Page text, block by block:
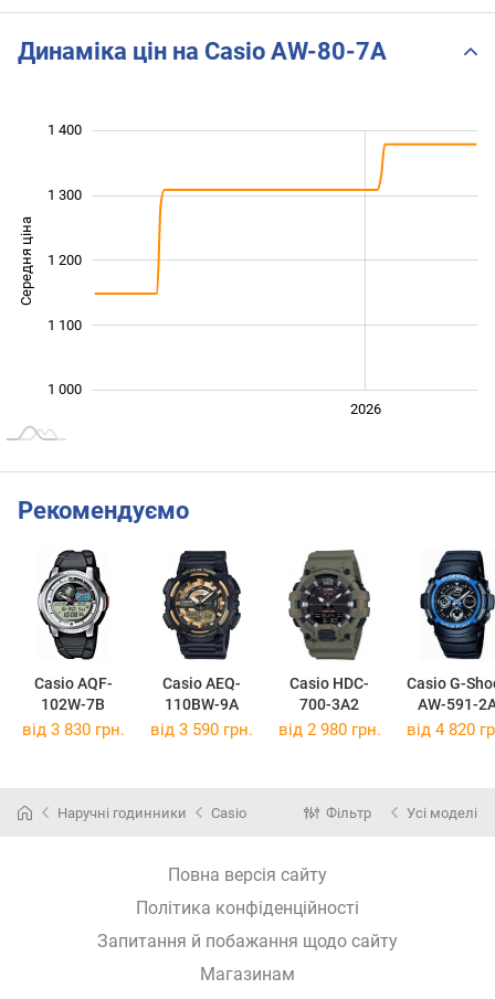
Динаміка цін на Casio AW-80-7A
Середня ціна 1 000
1 000
1 100
1 200
1 300
1 400
2026
Рекомендуємо
Casio AQF-
102W-7B
Casio AEQ-
110BW-9A
Casio HDC-
700-3A2
Casio G-
AW-591-
від 3 830 грн. від 3 590 грн. від 2 980 грн. від 4 820
Наручні годинники Casio Фільтр Усі моделі
Повна версія сайту
Політика конфіденційності
Запитання й побажання щодо сайту
Магазинам